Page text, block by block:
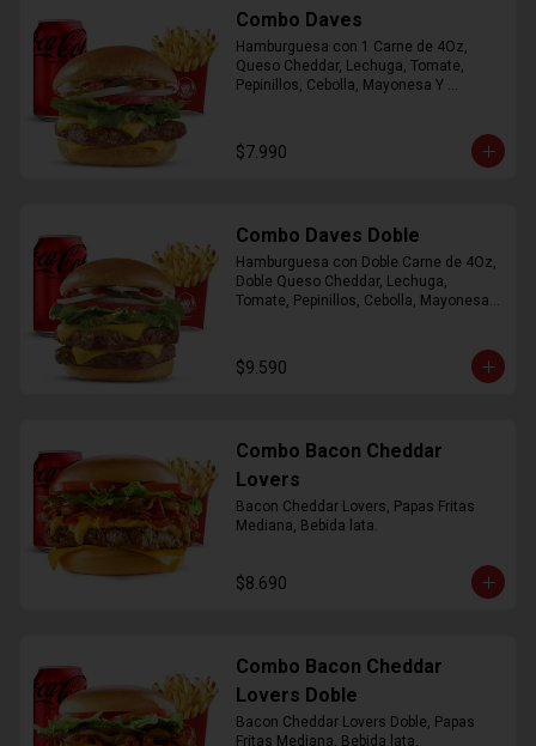
Combo Daves
Hamburguesa con 1 Carne de 4Oz,
Queso Cheddar, Lechuga, Tomate,
Pepinillos, Cebolla, Mayonesa Y
$7.990
Combo Daves Doble
Hamburguesa con Doble Carne de 4Oz,
Doble Queso Cheddar, Lechuga,
Tomate, Pepinillos, Cebolla, Mayonesa y
$9.590
Combo Bacon Cheddar
Lovers
Bacon Cheddar Lovers, Papas Fritas
Mediana, Bebida lata.
$8.690
Combo Bacon Cheddar
Lovers Doble
Bacon Cheddar Lovers Doble, Papas
Fritas Mediana, Bebida lata.